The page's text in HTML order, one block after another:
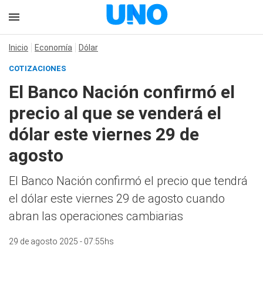
Inicio Economía Dólar
COTIZACIONES
El Banco Nación confirmó el
precio al que se venderá el
dólar este viernes 29 de
agosto
El Banco Nación confirmó el precio que tendrá
el dólar este viernes 29 de agosto cuando
abran las operaciones cambiarias
29 de agosto 2025 - 07:55hs